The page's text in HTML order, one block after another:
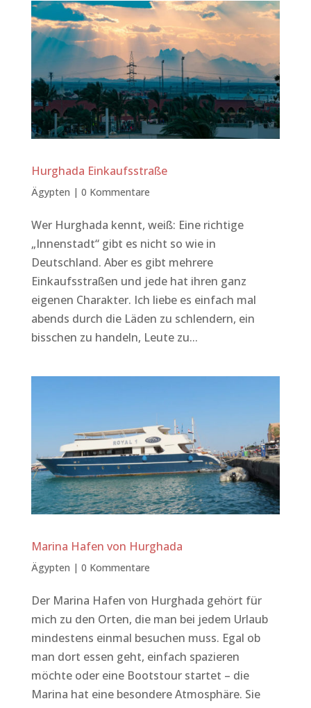
Hurghada Einkaufsstraße
Ägypten | 0 Kommentare
Wer Hurghada kennt, weiß: Eine richtige
„Innenstadt“ gibt es nicht so wie in
Deutschland. Aber es gibt mehrere
Einkaufsstraßen und jede hat ihren ganz
eigenen Charakter. Ich liebe es einfach mal
abends durch die Läden zu schlendern, ein
bisschen zu handeln, Leute zu...
Marina Hafen von Hurghada
Ägypten | 0 Kommentare
Der Marina Hafen von Hurghada gehört für
mich zu den Orten, die man bei jedem Urlaub
mindestens einmal besuchen muss. Egal ob
man dort essen geht, einfach spazieren
möchte oder eine Bootstour startet – die
Marina hat eine besondere Atmosphäre. Sie